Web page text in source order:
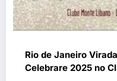
Rio de Janeiro
Celebrare 2025 no